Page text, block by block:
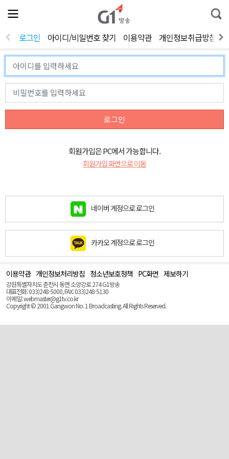
전
체
뉴
열
통
합
색
로그인 아이디/비밀번호 찾기 이용약관 개인정보취급방침
로그인
회원가입은 PC에서 가능합니다.
회원가입 화면으로 이동
네이버 계정으로 로그인
카카오 계정으로 로그인
이용약관 개인정보처리방침 청소년보호정책 PC화면 제보하기
강원특별자치도 춘천시 동면 소양강로 274 G1방송
대표전화: 033)248-5000, FAX: 033)248-5130
이메일: webmaster@g1tv.co.kr
Copyright © 2001 Gangwon No. 1 Broadcasting. All Rights Reserved.